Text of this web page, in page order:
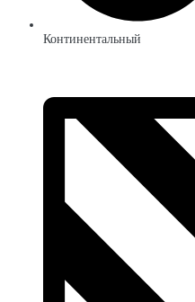
Континентальный